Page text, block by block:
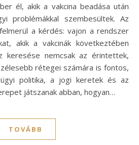
él, akik a vakcina beadása után
problémákkal szembesültek. Az
a kérdés: vajon a rendszer
akik a vakcinák következtében
keresése nemcsak az érintettek,
rétegei számára is fontos,
politika, a jogi keretek és az
játszanak abban, hogyan…
TOVÁBB